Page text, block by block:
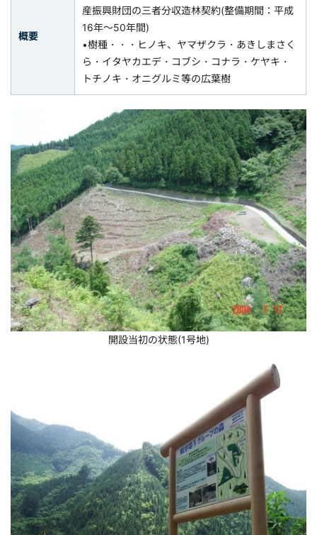
概要
産振興財団の三者分収造林契約(整備期間：平成
16年～50年間)
•樹種・・・ヒノキ、ヤマザクラ・あきしまさく
ら・イタヤカエデ・コブシ・コナラ・ケヤキ・
トチノキ・オニグルミ等の広葉樹
開設当初の状態(1号地)